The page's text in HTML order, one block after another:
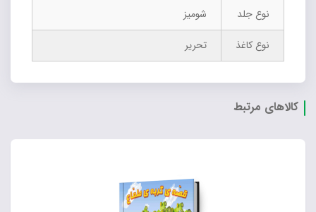
نوع جلد
شومیز
نوع کاغذ
تحریر
کالاهای مرتبط